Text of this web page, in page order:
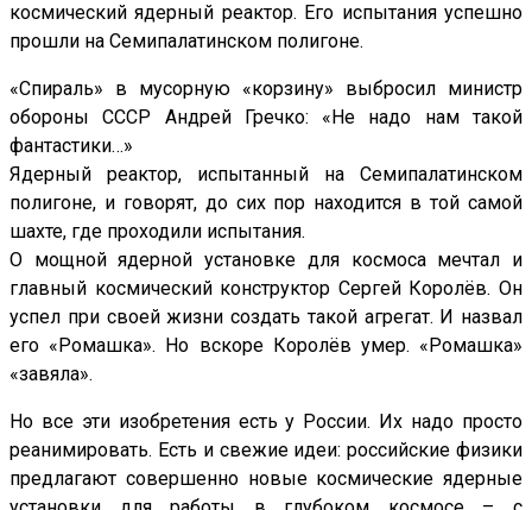
космический ядерный реактор. Его испытания успешно
прошли на Семипалатинском полигоне.
«Спираль» в мусорную «корзину» выбросил министр
обороны СССР Андрей Гречко: «Не надо нам такой
фантастики…»
Ядерный реактор, испытанный на Семипалатинском
полигоне, и говорят, до сих пор находится в той самой
шахте, где проходили испытания.
О мощной ядерной установке для космоса мечтал и
главный космический конструктор Сергей Королёв. Он
успел при своей жизни создать такой агрегат. И назвал
его «Ромашка». Но вскоре Королёв умер. «Ромашка»
«завяла».
Но все эти изобретения есть у России. Их надо просто
реанимировать. Есть и свежие идеи: российские физики
предлагают совершенно новые космические ядерные